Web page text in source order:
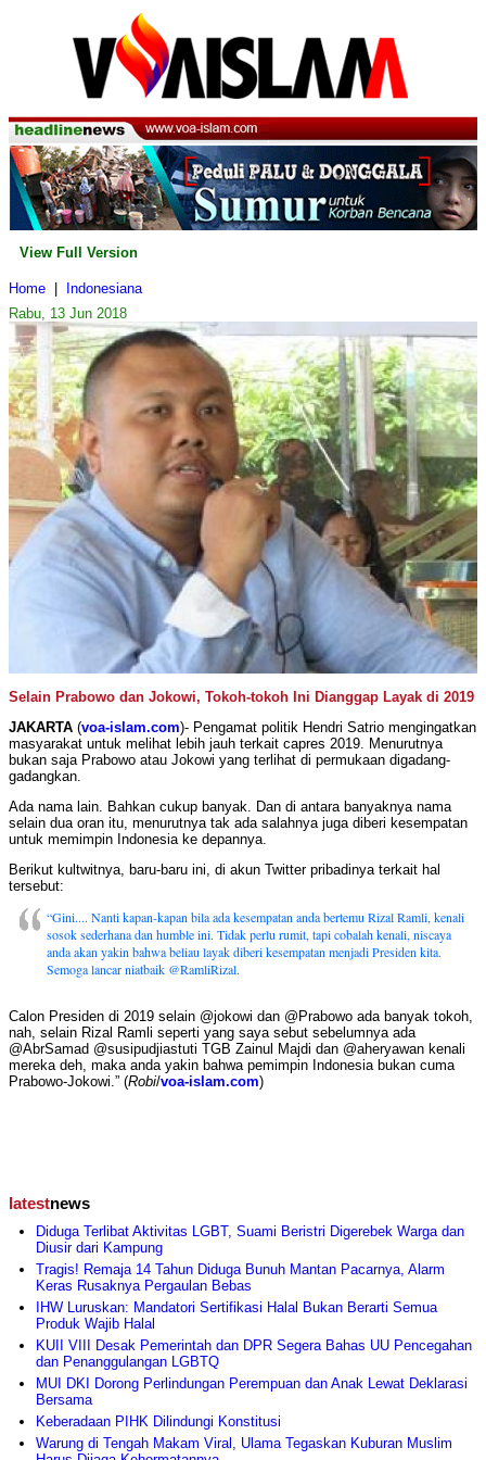
View Full Version
Home
Indonesiana
Rabu, 13 Jun 2018
Selain Prabowo dan Jokowi, Tokoh-tokoh Ini Dianggap Layak di 2019
JAKARTA (voa-islam.com)- Pengamat politik Hendri Satrio mengingatkan
masyarakat untuk melihat lebih jauh terkait capres 2019. Menurutnya
bukan saja Prabowo atau Jokowi yang terlihat di permukaan digadang-
gadangkan.
Ada nama lain. Bahkan cukup banyak. Dan di antara banyaknya nama
selain dua oran itu, menurutnya tak ada salahnya juga diberi kesempatan
untuk memimpin Indonesia ke depannya.
Berikut kultwitnya, baru-baru ini, di akun Twitter pribadinya terkait hal
tersebut:
“Gini.... Nanti kapan-kapan bila ada kesempatan anda bertemu Rizal Ramli, kenali
sosok sederhana dan humble ini. Tidak perlu rumit, tapi cobalah kenali, niscaya
anda akan yakin bahwa beliau layak diberi kesempatan menjadi Presiden kita.
Semoga lancar niatbaik @RamliRizal.
Calon Presiden di 2019 selain @jokowi dan @Prabowo ada banyak tokoh,
nah, selain Rizal Ramli seperti yang saya sebut sebelumnya ada
@AbrSamad @susipudjiastuti TGB Zainul Majdi dan @aheryawan kenali
mereka deh, maka anda yakin bahwa pemimpin Indonesia bukan cuma
Prabowo-Jokowi.” (Robi/voa-islam.com)
latestnews
Diduga Terlibat Aktivitas LGBT, Suami Beristri Digerebek Warga dan
Diusir dari Kampung
Tragis! Remaja 14 Tahun Diduga Bunuh Mantan Pacarnya, Alarm
Keras Rusaknya Pergaulan Bebas
IHW Luruskan: Mandatori Sertifikasi Halal Bukan Berarti Semua
Produk Wajib Halal
KUII VIII Desak Pemerintah dan DPR Segera Bahas UU Pencegahan
dan Penanggulangan LGBTQ
MUI DKI Dorong Perlindungan Perempuan dan Anak Lewat Deklarasi
Bersama
Keberadaan PIHK Dilindungi Konstitusi
Warung di Tengah Makam Viral, Ulama Tegaskan Kuburan Muslim